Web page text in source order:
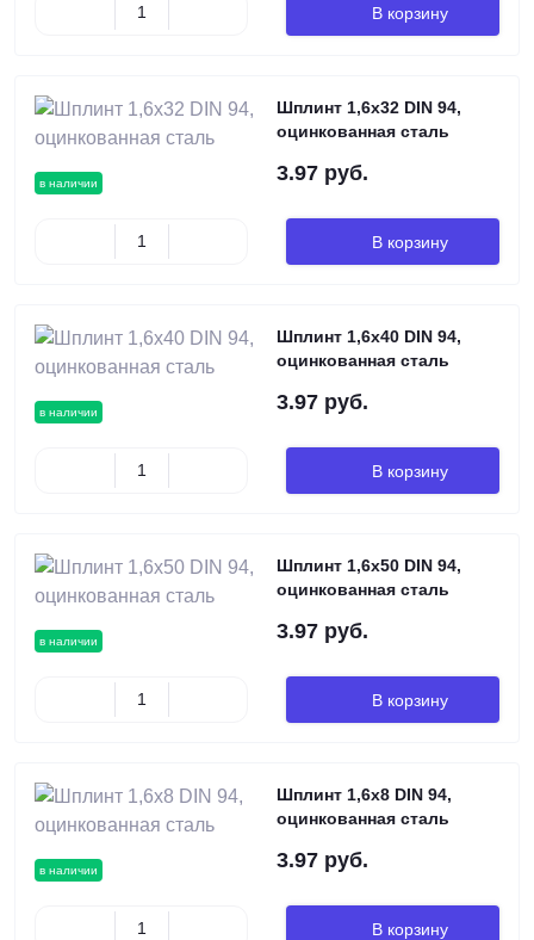
В корзину
в наличии
Шплинт 1,6х32 DIN 94,
оцинкованная сталь
3.97 руб.
В корзину
в наличии
Шплинт 1,6х40 DIN 94,
оцинкованная сталь
3.97 руб.
В корзину
в наличии
Шплинт 1,6х50 DIN 94,
оцинкованная сталь
3.97 руб.
В корзину
в наличии
Шплинт 1,6х8 DIN 94,
оцинкованная сталь
3.97 руб.
В корзину